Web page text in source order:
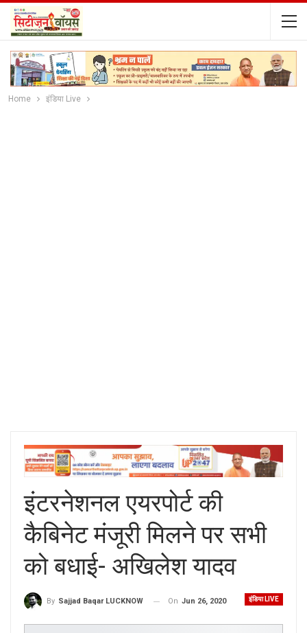
Home इंडिया Live
इंटरनेशनल एयरपोर्ट की
कैबिनेट मंजूरी मिलने पर सभी
को बधाई- अखिलेश यादव
इंडिया LIVE
By Sajjad Baqar LUCKNOW On Jun 26, 2020